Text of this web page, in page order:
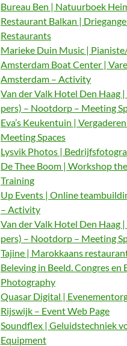
Bureau Ben | Natuurboek
Restaurant Balkan |
Restaurants
Marieke Duin Music |
Amsterdam Boat Center |
Amsterdam – Activity
Van der Valk Hotel Den
pers) – Nootdorp – Meeting
Eva’s Keukentuin |
Meeting Spaces
Lysvik Photos |
De Thee Boom | Workshop
Training
Up Events | Online
– Activity
Van der Valk Hotel Den
pers) – Nootdorp – Meeting
Tajine | Marokkaans
Beleving in Beeld. Congres
Photography
Quasar Digital |
Rijswijk – Event Web Page
Soundflex | Geluidstechniek
Equipment